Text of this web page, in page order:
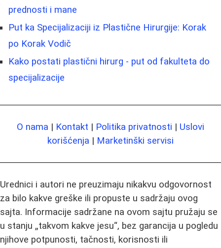
prednosti i mane
Put ka Specijalizaciji iz Plastične Hirurgije: Korak
po Korak Vodič
Kako postati plastični hirurg - put od fakulteta do
specijalizacije
O nama | Kontakt | Politika privatnosti | Uslovi
korišćenja | Marketinški servisi
Urednici i autori ne preuzimaju nikakvu odgovornost
za bilo kakve greške ili propuste u sadržaju ovog
sajta. Informacije sadržane na ovom sajtu pružaju se
u stanju „takvom kakve jesu“, bez garancija u pogledu
njihove potpunosti, tačnosti, korisnosti ili